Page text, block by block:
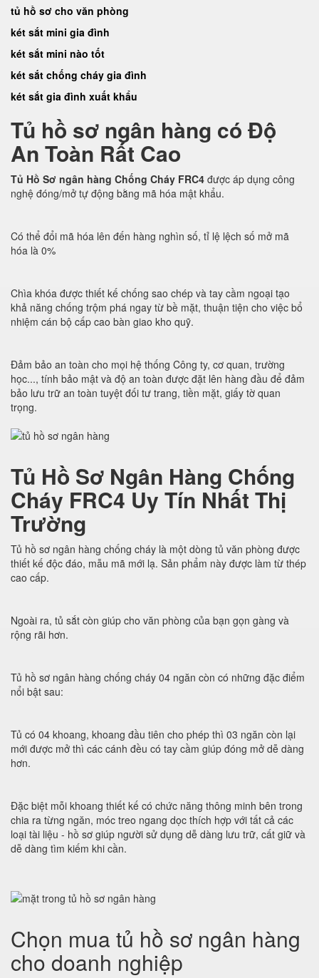
tủ hồ sơ cho văn phòng
két sắt mini gia đình
két sắt mini nào tốt
két sắt chống cháy gia đình
két sắt gia đình xuất khẩu
Tủ hồ sơ ngân hàng có Độ
An Toàn Rất Cao
Tủ Hồ Sơ ngân hàng Chống Cháy FRC4 được áp dụng công
nghệ đóng/mở tự động bằng mã hóa mật khẩu.
Có thể đổi mã hóa lên đến hàng nghìn số, tỉ lệ lệch số mở mã
hóa là 0%
Chìa khóa được thiết kế chống sao chép và tay cầm ngoại tạo
khả năng chống trộm phá ngay từ bề mặt, thuận tiện cho việc bổ
nhiệm cán bộ cấp cao bàn giao kho quỹ.
Đảm bảo an toàn cho mọi hệ thống Công ty, cơ quan, trường
học..., tính bảo mật và độ an toàn được đặt lên hàng đầu để đảm
bảo lưu trữ an toàn tuyệt đối tư trang, tiền mặt, giấy tờ quan
trọng.
Tủ Hồ Sơ Ngân Hàng Chống
Cháy FRC4 Uy Tín Nhất Thị
Trường
Tủ hồ sơ ngân hàng chống cháy là một dòng tủ văn phòng được
thiết kế độc đáo, mẫu mã mới lạ. Sản phẩm này được làm từ thép
cao cấp.
Ngoài ra, tủ sắt còn giúp cho văn phòng của bạn gọn gàng và
rộng rãi hơn.
Tủ hồ sơ ngân hàng chống cháy 04 ngăn còn có những đặc điểm
nổi bật sau:
Tủ có 04 khoang, khoang đầu tiên cho phép thì 03 ngăn còn lại
mới được mở thì các cánh đều có tay cầm giúp đóng mở dễ dàng
hơn.
Đặc biệt mỗi khoang thiết kế có chức năng thông minh bên trong
chia ra từng ngăn, móc treo ngang dọc thích hợp với tất cả các
loại tài liệu - hồ sơ giúp người sử dụng dễ dàng lưu trữ, cất giữ và
dễ dàng tìm kiếm khi cần.
Chọn mua tủ hồ sơ ngân hàng
cho doanh nghiệp